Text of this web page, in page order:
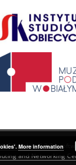
dLibra 6.3.21
and Networking
More information